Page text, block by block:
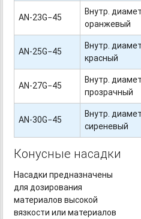
AN-23G−45
Внутр.
оранжевый
AN-25G−45
Внутр.
красный
AN-27G−45
Внутр.
прозрачный
AN-30G−45
Внутр.
сиреневый
Конусные насадки
Насадки предназначены
для дозирования
материалов высокой
вязкости или материалов